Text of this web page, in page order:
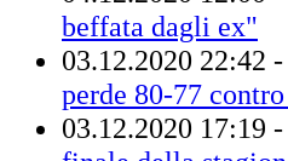
beffata dagli ex"
03.12.2020 22:42 -
perde 80-77
03.12.2020 17:19 -